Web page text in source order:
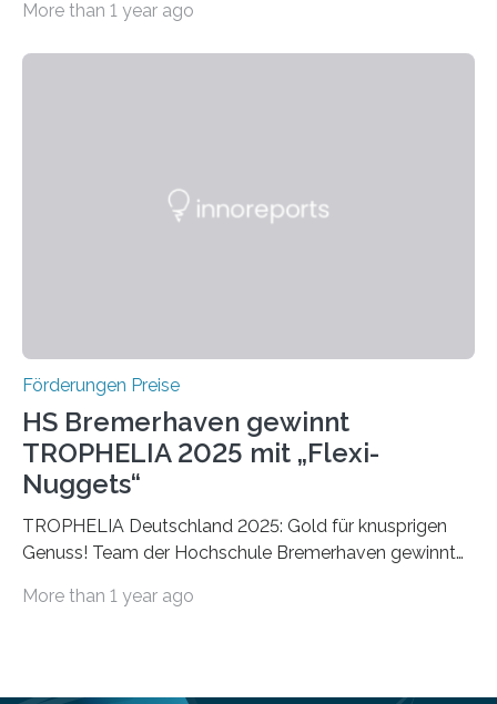
Leben gerufen, um die bemerkenswertesten
Foundation, des BIAL Award in Biomedicine ist in
More than 1 year ago
Förderungen Preise
HS Bremerhaven gewinnt
TROPHELIA 2025 mit „Flexi-
Nuggets“
TROPHELIA Deutschland 2025: Gold für knusprigen
Genuss! Team der Hochschule Bremerhaven gewinnt
ECOTROPHELIAMit der Produktidee “Flexi-Nuggets”
More than 1 year ago